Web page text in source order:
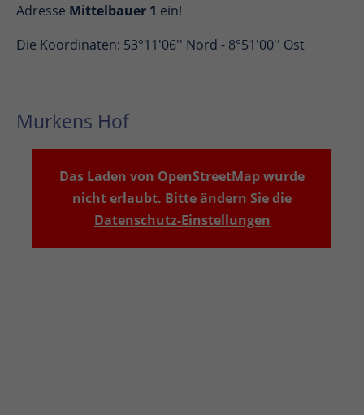
Adresse Mittelbauer 1 ein!
Die Koordinaten: 53°11'06'' Nord - 8°51'00'' Ost
Murkens Hof
Das Laden von OpenStreetMap wurde
nicht erlaubt. Bitte ändern Sie die
Datenschutz-Einstellungen